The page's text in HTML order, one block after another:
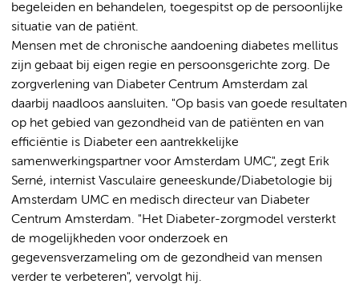
begeleiden en behandelen, toegespitst op de persoonlijke
situatie van de patiënt.
Mensen met de chronische aandoening diabetes mellitus
zijn gebaat bij eigen regie en persoonsgerichte zorg. De
zorgverlening van Diabeter Centrum Amsterdam zal
daarbij naadloos aansluiten. "Op basis van goede resultaten
op het gebied van gezondheid van de patiënten en van
efficiëntie is Diabeter een aantrekkelijke
samenwerkingspartner voor Amsterdam UMC", zegt Erik
Serné, internist Vasculaire geneeskunde/Diabetologie bij
Amsterdam UMC en medisch directeur van Diabeter
Centrum Amsterdam. "Het Diabeter-zorgmodel versterkt
de mogelijkheden voor onderzoek en
gegevensverzameling om de gezondheid van mensen
verder te verbeteren", vervolgt hij.